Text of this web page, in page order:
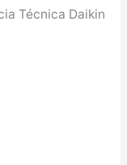
Técnica Daikin